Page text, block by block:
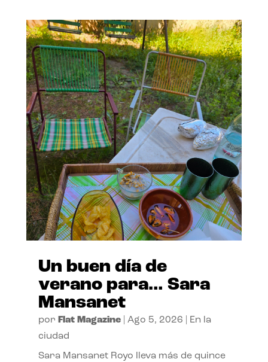
Un buen día de
verano para… Sara
Mansanet
por Flat Magazine| Ago 5, 2026
En la
ciudad
Sara Mansanet Royo lleva más de quince